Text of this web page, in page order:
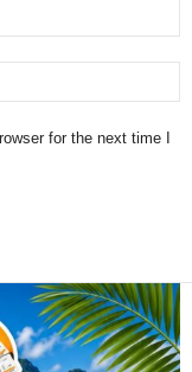
for the next time I